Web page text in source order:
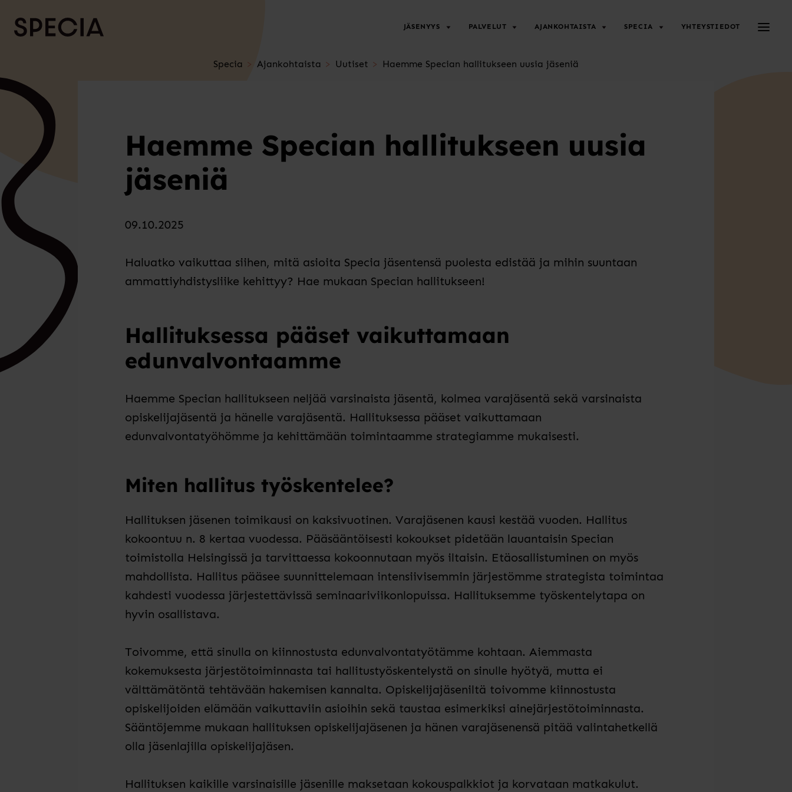
JÄSENYYS PALVELUT AJANKOHTAISTA SPECIA YHTEYSTIEDOT Avaa/
Specia Ajankohtaista Uutiset Haemme Specian hallitukseen uusia jäseniä
Haemme Specian hallitukseen uusia
jäseniä
09.10.2025
Haluatko vaikuttaa siihen, mitä asioita Specia jäsentensä puolesta edistää ja mihin suuntaan
ammattiyhdistysliike kehittyy? Hae mukaan Specian hallitukseen!
Hallituksessa pääset vaikuttamaan
edunvalvontaamme
Haemme Specian hallitukseen neljää varsinaista jäsentä, kolmea varajäsentä sekä varsinaista
opiskelijajäsentä ja hänelle varajäsentä. Hallituksessa pääset vaikuttamaan
edunvalvontatyöhömme ja kehittämään toimintaamme strategiamme mukaisesti.
Miten hallitus työskentelee?
Hallituksen jäsenen toimikausi on kaksivuotinen. Varajäsenen kausi kestää vuoden. Hallitus
kokoontuu n. 8 kertaa vuodessa. Pääsääntöisesti kokoukset pidetään lauantaisin Specian
toimistolla Helsingissä ja tarvittaessa kokoonnutaan myös iltaisin. Etäosallistuminen on myös
mahdollista. Hallitus pääsee suunnittelemaan intensiivisemmin järjestömme strategista toimintaa
kahdesti vuodessa järjestettävissä seminaariviikonlopuissa. Hallituksemme työskentelytapa on
hyvin osallistava.
Toivomme, että sinulla on kiinnostusta edunvalvontatyötämme kohtaan. Aiemmasta
kokemuksesta järjestötoiminnasta tai hallitustyöskentelystä on sinulle hyötyä, mutta ei
välttämätöntä tehtävään hakemisen kannalta. Opiskelijajäseniltä toivomme kiinnostusta
opiskelijoiden elämään vaikuttaviin asioihin sekä taustaa esimerkiksi ainejärjestötoiminnasta.
Sääntöjemme mukaan hallituksen opiskelijajäsenen ja hänen varajäsenensä pitää valintahetkellä
olla jäsenlajilla opiskelijajäsen.
Hallituksen kaikille varsinaisille jäsenille maksetaan kokouspalkkiot ja korvataan matkakulut.